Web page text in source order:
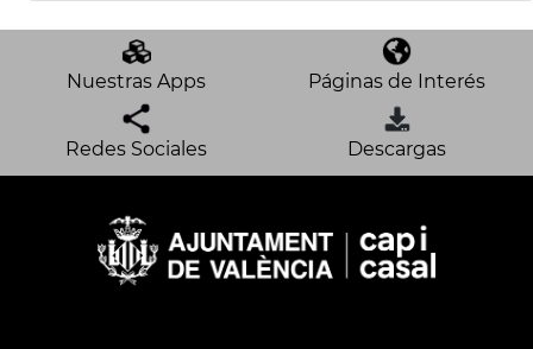
Nuestras Apps Páginas de Interés
Redes Sociales Descargas